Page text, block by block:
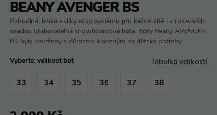
BEANY AVENGER BS
Pohodlná, lehká a díky atop systému pro každé dítě i v rukavicích
snadno utahovatelná snowboardová bota. Boty Beany AVENGER
BS byly navrženy s důrazem kladeným na dětské potřeby.
Vyberte: velikost bot Tabulka velikostí
33 34 35 36 37 38